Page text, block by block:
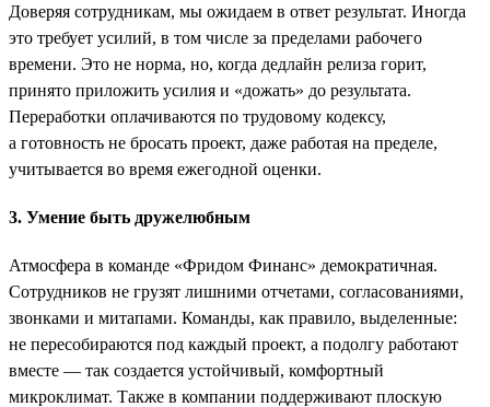
Доверяя сотрудникам, мы ожидаем в ответ результат. Иногда
это требует усилий, в том числе за пределами рабочего
времени. Это не норма, но, когда дедлайн релиза горит,
принято приложить усилия и «дожать» до результата.
Переработки оплачиваются по трудовому кодексу,
а готовность не бросать проект, даже работая на пределе,
учитывается во время ежегодной оценки.
3. Умение быть дружелюбным
Атмосфера в команде «Фридом Финанс» демократичная.
Сотрудников не грузят лишними отчетами, согласованиями,
звонками и митапами. Команды, как правило, выделенные:
не пересобираются под каждый проект, а подолгу работают
вместе — так создается устойчивый, комфортный
микроклимат. Также в компании поддерживают плоскую